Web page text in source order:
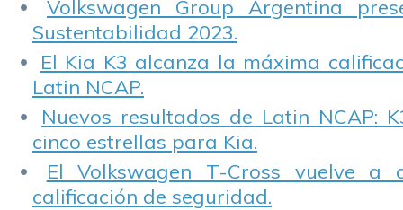
Volkswagen Group Argentina
Sustentabilidad 2023.
El Kia K3 alcanza la máxima
Latin NCAP.
Nuevos resultados de Latin NCAP:
cinco estrellas para Kia.
El Volkswagen T-Cross vuelve a
calificación de seguridad.